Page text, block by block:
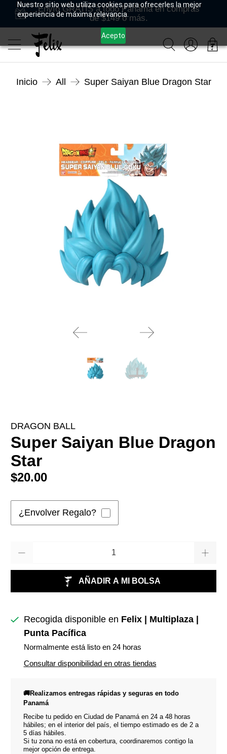
Nuestro sitio web utiliza cookies para ofrecerles la mejor
experiencia de máxima relevancia.
Acepto
Envío GRATIS a todo Panamá en compras
de $149 o más.
Inicio All Super Saiyan Blue Dragon Star
DRAGON BALL
Super Saiyan Blue Dragon
Star
$20.00
¿Envolver Regalo?
AÑADIR A MI BOLSA
Recogida disponible en Felix | Multiplaza |
Punta Pacífica
Normalmente está listo en 24 horas
Consultar disponibilidad en otras tiendas
🚚Realizamos entregas rápidas y seguras en todo
Panamá
Recibe tu pedido en Ciudad de Panamá en 24 a 48 horas
hábiles; en el interior del país, el tiempo estimado es de 2 a
5 días hábiles.
Si tu zona no está en cobertura, coordinaremos contigo la
mejor opción de entrega.